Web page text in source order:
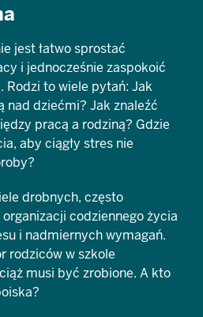
jest łatwo sprostać
i jednocześnie zaspokoić
Rodzi to wiele pytań: Jak
nad dziećmi? Jak znaleźć
pracą a rodziną? Gdzie
aby ciągły stres nie
drobnych, często
codziennego życia
i nadmiernych wymagań.
rodziców w szkole
musi być zrobione. A kto